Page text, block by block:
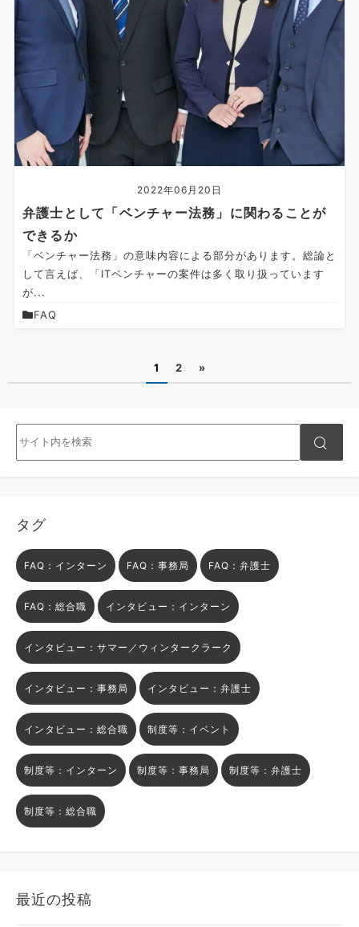
2022年06月20日
弁護士として「ベンチャー法務」に関わることが
できるか
「ベンチャー法務」の意味内容による部分があります。総論と
して言えば、「ITベンチャーの案件は多く取り扱っています
が...
FAQ
1 2 »
タグ
FAQ：インターン FAQ：事務局 FAQ：弁護士
FAQ：総合職 インタビュー：インターン
インタビュー：サマー／ウィンタークラーク
インタビュー：事務局 インタビュー：弁護士
インタビュー：総合職 制度等：イベント
制度等：インターン 制度等：事務局 制度等：弁護士
制度等：総合職
最近の投稿